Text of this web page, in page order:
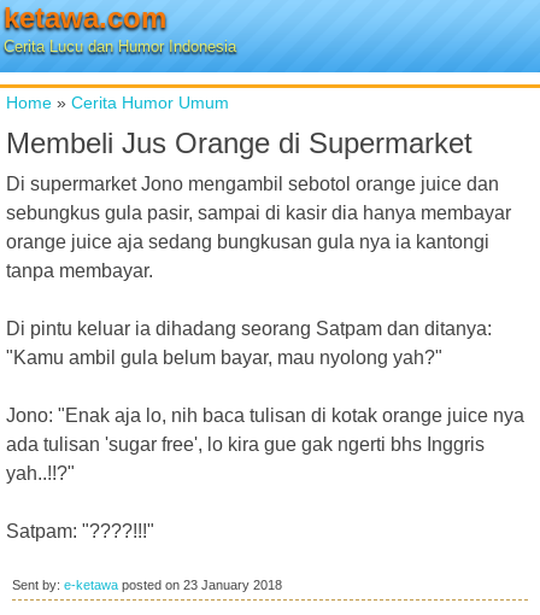
ketawa.com
Cerita Lucu dan Humor Indonesia
Home » Cerita Humor Umum
Membeli Jus Orange di Supermarket
Di supermarket Jono mengambil sebotol orange juice dan
sebungkus gula pasir, sampai di kasir dia hanya membayar
orange juice aja sedang bungkusan gula nya ia kantongi
tanpa membayar.
Di pintu keluar ia dihadang seorang Satpam dan ditanya:
"Kamu ambil gula belum bayar, mau nyolong yah?"
Jono: "Enak aja lo, nih baca tulisan di kotak orange juice nya
ada tulisan 'sugar free', lo kira gue gak ngerti bhs Inggris
yah..!!?"
Satpam: "????!!!"
Sent by: e-ketawa posted on 23 January 2018